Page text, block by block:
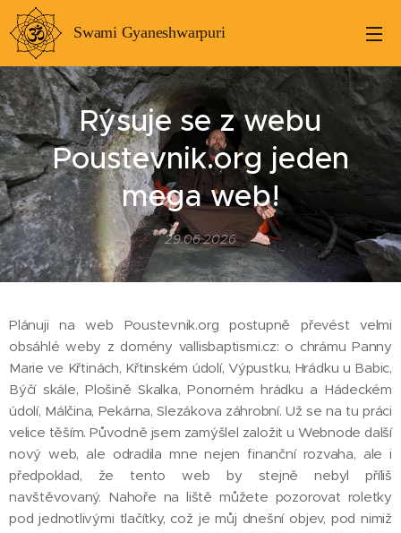
Swami Gyaneshwarpuri
Rýsuje se z webu
Poustevnik.org jeden
mega web!
29.06.2026
Plánuji na web Poustevnik.org postupně převést velmi
obsáhlé weby z domény vallisbaptismi.cz: o chrámu Panny
Marie ve Křtinách, Křtinském údolí, Výpustku, Hrádku u Babic,
Býčí skále, Plošině Skalka, Ponorném hrádku a Hádeckém
údolí, Málčina, Pekárna, Slezákova záhrobní. Už se na tu práci
velice těším. Původně jsem zamýšlel založit u Webnode další
nový web, ale odradila mne nejen finanční rozvaha, ale i
předpoklad, že tento web by stejně nebyl příliš
navštěvovaný. Nahoře na liště můžete pozorovat roletky
pod jednotlivými tlačítky, což je můj dnešní objev, pod nimiž